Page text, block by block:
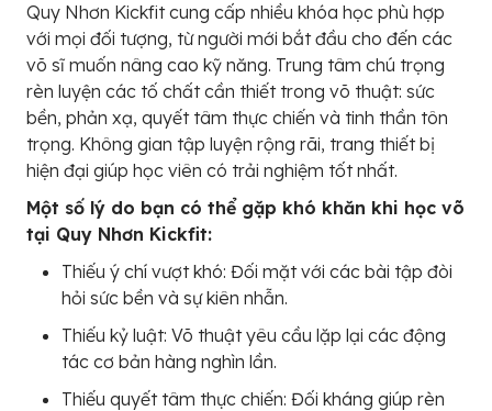
Quy Nhơn Kickfit cung cấp nhiều khóa học phù hợp
với mọi đối tượng, từ người mới bắt đầu cho đến các
võ sĩ muốn nâng cao kỹ năng. Trung tâm chú trọng
rèn luyện các tố chất cần thiết trong võ thuật: sức
bền, phản xạ, quyết tâm thực chiến và tinh thần tôn
trọng. Không gian tập luyện rộng rãi, trang thiết bị
hiện đại giúp học viên có trải nghiệm tốt nhất.
Một số lý do bạn có thể gặp khó khăn khi học võ
tại Quy Nhơn Kickfit:
Thiếu ý chí vượt khó: Đối mặt với các bài tập đòi
hỏi sức bền và sự kiên nhẫn.
Thiếu kỷ luật: Võ thuật yêu cầu lặp lại các động
tác cơ bản hàng nghìn lần.
Thiếu quyết tâm thực chiến: Đối kháng giúp rèn